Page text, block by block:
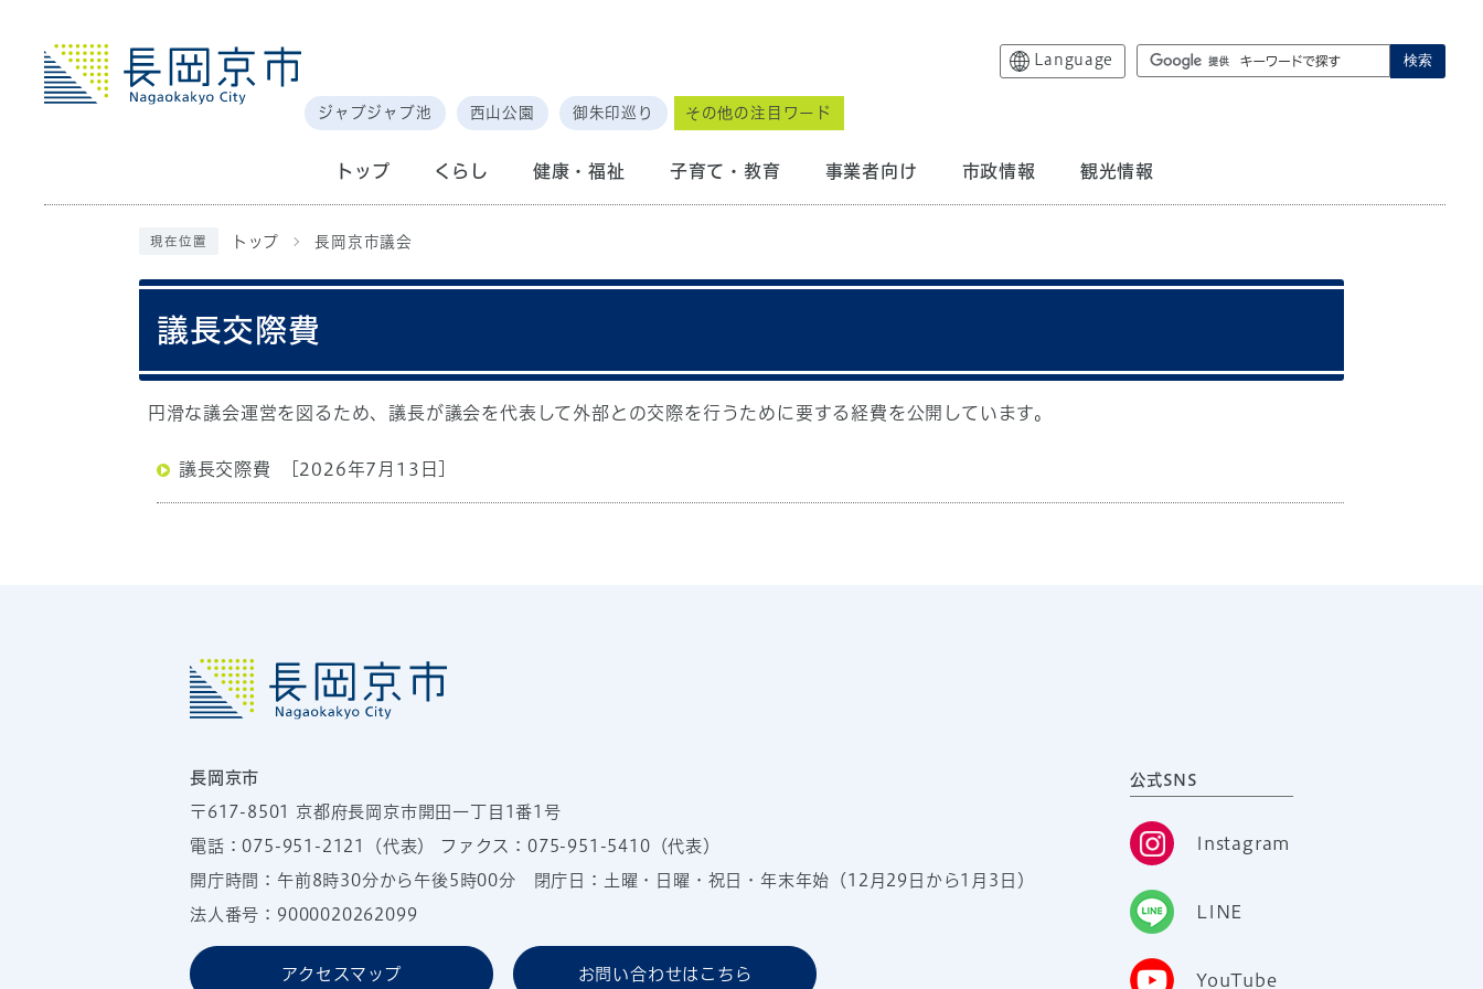
Language 検索
ジャブジャブ池 西山公園 御朱印巡り その他の注目ワード
トップ くらし 健康・福祉 子育て・教育 事業者向け 市政情報 観光情報
現在位置 トップ 長岡京市議会
議長交際費
円滑な議会運営を図るため、議長が議会を代表して外部との交際を行うために要する経費を公開しています。
議長交際費 [2026年7月13日]
長岡京市
〒617-8501 京都府長岡京市開田一丁目1番1号
電話：075-951-2121 （代表） ファクス：075-951-5410（代表）
開庁時間：午前8時30分から午後5時00分 閉庁日：土曜・日曜・祝日・年末年始（12月29日から1月3日）
法人番号：9000020262099
アクセスマップ お問い合わせはこちら
公式SNS
Instagram
LINE
YouTube